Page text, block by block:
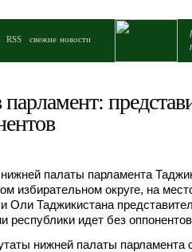
RSS свежие новости
палаты парламента
избирательном округе, на
Таджикистана
республики идет без
нижней палаты парламента